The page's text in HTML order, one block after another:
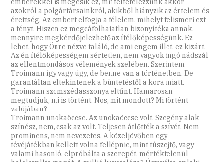
emberekkel is megesik ez, mit feltételezzünk akkor
azokról a polgártársainkról, akikből hiányzik az értelem és
érettség. Az embert elfogja a félelem, mihelyt felismeri ezt
a tényt. Hiszen ez megcáfolhatatlan bizonyítéka annak,
mennyire megkérdőjelezhető az ítélőképességünk. Ez
lehet, hogy Önre nézve találó, de ami engem illet, ez kizárt.
Az én ítélőképességem sértetlen, nem vagyok ingó nádszál
az ellentmondásos vélemények szelében. Szerintem
Troimann így vagy úgy, de benne van a történetben. De
garantáltan eltekintenek a büntetéstől a kora miatt.
Troimann szomszédasszonya eltűnt. Hamarosan
megtudjuk, mi is történt. Nos, mit mondott? Mi történt
valójában?
Troimann unokaöccse. Az unokaöccse volt. Szegény alak
színész, nem, csak az volt. Teljesen átlőtték a szívét. Nem
prominens, nem nevezetes. A közeljövőben egy
tévéjátékban kellett volna fellépnie, mint túszejtő, vagy
valami hasonló, elpróbálta a szerepét, mértéktelenül